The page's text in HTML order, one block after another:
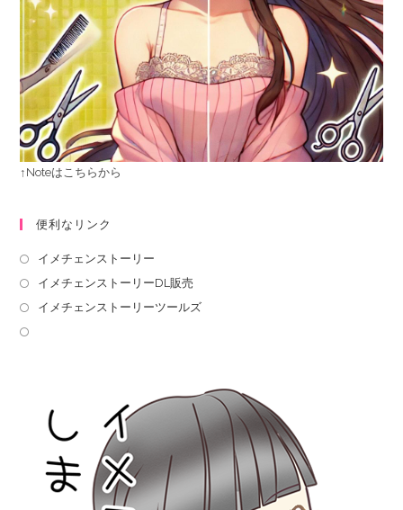
↑Noteはこちらから
便利なリンク
イメチェンストーリー
イメチェンストーリーDL販売
イメチェンストーリーツールズ